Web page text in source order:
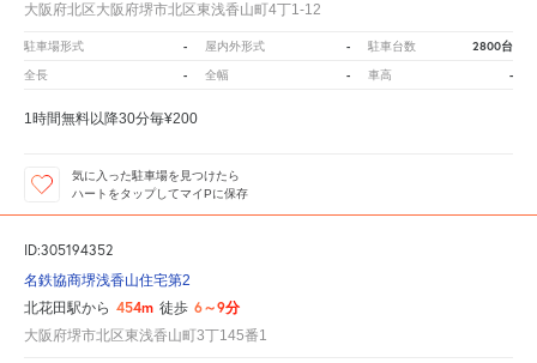
大阪府北区大阪府堺市北区東浅香山町4丁1-12
駐車場形式 - 屋内外形式 - 駐車台数 2800台
全長 - 全幅 - 車高 -
1時間無料以降30分毎¥200
気に入った駐車場を見つけたら
ハートをタップしてマイPに保存
ID:305194352
名鉄協商堺浅香山住宅第2
北花田駅から 454m 徒歩 6～9分
大阪府堺市北区東浅香山町3丁145番1